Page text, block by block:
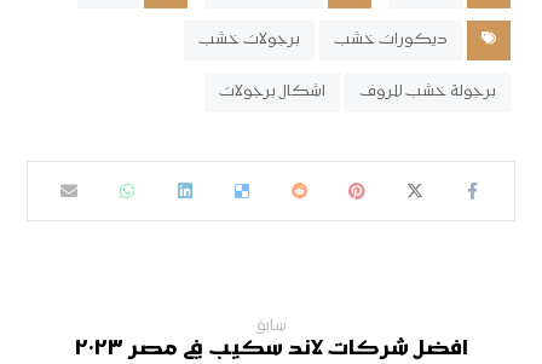
ديكورات خشب برجولات خشب
برجولة خشب للروف اشكال برجولات
سابق
افضل شركات لاند سكيب في مصر ٢٠٢٣